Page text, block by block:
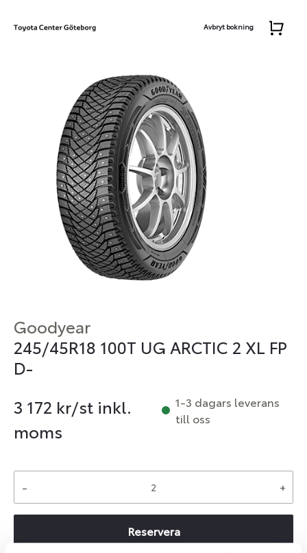
Avbryt bokning
Goodyear
245/45R18 100T UG ARCTIC 2 XL FP
D-
3 172 kr/st inkl.
moms
1-3 dagars leverans
till oss
- +
Reservera